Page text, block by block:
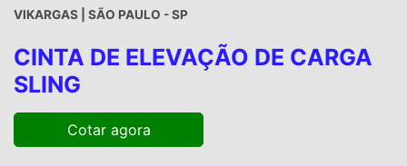
VIKARGAS | SÃO PAULO - SP
CINTA DE ELEVAÇÃO DE CARGA
SLING
Cotar agora